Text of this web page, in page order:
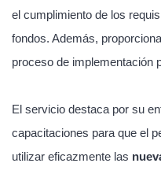
el cumplimiento de los
fondos. Además,
proceso de implementación
El servicio destaca por su
capacitaciones para que el
utilizar eficazmente las